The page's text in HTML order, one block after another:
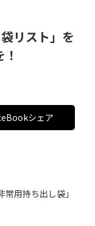
リスト」を
シェア
用持ち出し袋」